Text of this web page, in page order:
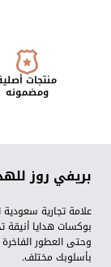
منتجات
ومضمونه
بريفي روز
بوكسات هدايا أنيقة
وحتى العطور
بأسلوبك مختلف.